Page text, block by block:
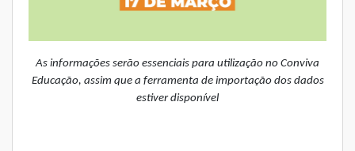
As informações serão essenciais para utilização no Conviva
Educação, assim que a ferramenta de importação dos dados
estiver disponível